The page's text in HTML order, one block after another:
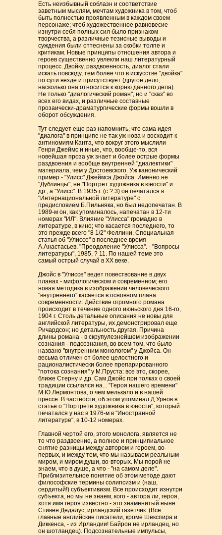
Есть неизбывный соблазн и соответствие
заветным мыслям, мечтам художника в том, чтоб
быть полностью проявленным в каждом своем
персонаже; чтоб художественное равновесие
изнутри себя полных сил было признаком
творчества, а различные тезисные выводы и
суждения были оттеснены за скобки толпе и
критикам. Новые принципы отношения автора и
героев существенно увлекли наш литературный
процесс. Двойку, раздвоенность, диалог стали
искать повсюду, тем более что в искусстве "двойка"
по сути везде и присутствует (другое дело,
насколько она относится к корню данного дела).
Не только "диалогический роман", но и "сказ" во
всех его видах, и различные составные
прозаически-драматургические формы вошли в
оборот обсуждения.
Тут следует еще раз напомнить, что сама идея
"диалога" в принципе не так уж нова и восходит к
антиномиям Канта, что вокруг этого мыслили
Генри Джеймс и иные, что, вообще-то, вся
новейшая проза уж знает и более острые формы
раздвоения и вообще внутренней "диалектики"
материала, чем у Достоевского. Уж канонический
пример - "Улисс" Джеймса Джойса. Именно не
"Дублинцы", не "Портрет художника в юности" и
др., а "Улисс". В 1935 г. (с ? 3) он печатался в
"Интернациональной литературе" с
предисловием Б.Пильняка, но был недопечатан. В
1989-м он, как упоминалось, напечатан в 12-ти
номерах "ИЛ". Влияние "Улисса" громадно в
литературе, в кино; что касается последнего, то
это прежде всего "8 1/2" Феллини. Специальная
статья об "Улиссе" в последнее время -
А.Анастасьев. "Преодоление "Улисса". - "Вопросы
литературы", 1985, ? 11. По нашей теме это
самый острый случай в XX веке.
Джойс в "Улиссе" ведет повествование в двух
планах - мифологическом и современном; его
новая методика в изображении человеческого
"внутреннего" касается в основном плана
современности. Действие огромного романа
происходит в течение одного июньского дня 16-го,
1904 г. Столь детальные описания не новы для
английской литературы, их демонстрировал еще
Ричардсон; но детальность другая. Причина
длины романа - в скрупулезнейшем изображении
сознания - подсознания, во всем том, что было
названо "внутренним монологом" у Джойса. Он
весьма отличен от более целостного и
рационалистически более препарированного
"потока сознания" у М.Пруста: все это, скорее,
ближе Стерну и др. Сам Джойс при толках о своей
традиции ссылался на... "Героя нашего времени"
М.Ю.Лермонтова, о чем мелькало и в нашей
прессе. В частности, об этом упоминал Д.Урнов в
статье о "Портрете художника в юности", который
печатался у нас в 1976-м в "Иностранной
литературе", в 10-12 номерах.
Главной чертой его, этого монолога, является не
то что раздвоение, а полное и принципиальное
снятие разницы между автором и героем, во-
первых, и между тем, что мы называем реальным
миром, и миром души, во-вторых. Мы порой не
знаем, что в душе, а что - "на самом деле".
Приблизительное понятие об этом методе дают
философские термины солипсизм и (наш,
сердитый!) субъективизм. Все происходит изнутри
субъекта, но мы не знаем, кого - автора ли, героя,
хотя имя героя известно - это знаменитый ныне
Стивен Дедалус, ирландский газетчик. (Все
главные английские писатели, кроме Шекспира и
Диккенса, - из Ирландии! Байрон не ирландец, но
он шотландец). Подсознательные импульсы,